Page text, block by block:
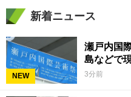
新着ニュース
NEW
瀬戸内国
島などで
3分前